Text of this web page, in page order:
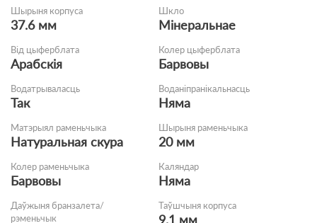
Шырыня корпуса
37.6 мм
Шкло
Мінеральнае
Від цыферблата
Арабскія
Колер цыферблата
Барвовы
Водатрываласць
Так
Воданіпранікальнасць
Няма
Матэрыял раменьчыка
Натуральная скура
Шырыня раменьчыка
20 мм
Колер раменьчыка
Барвовы
Каляндар
Няма
Даўжыня бранзалета/
рэменьчык
Таўшчыня корпуса
9.1 мм